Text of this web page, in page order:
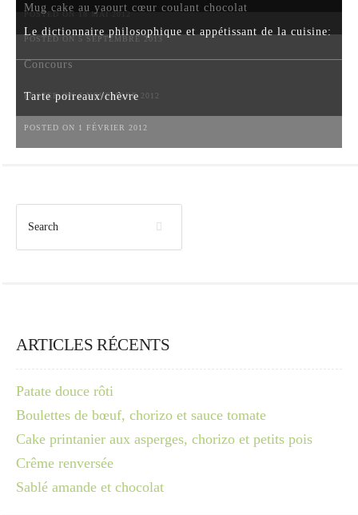
POSTED ON 18 MAI 2012
Mug cake au yaourt cœur coulant chocolat
POSTED ON 5 SEPTEMBRE 2013
Le dictionnaire philosophique et appétissant de la cuisine:
Concours
POSTED ON 6 NOVEMBRE 2012
Tarte poireaux/chèvre
POSTED ON 1 FÉVRIER 2012
ARTICLES RÉCENTS
Patate douce rôti
Boulettes de bœuf, chorizo et sauce tomate
Cake printanier aux asperges, chorizo et petits pois
Crême renversée
Sablé amande et chocolat